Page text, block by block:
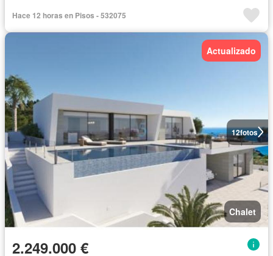
Hace 12 horas en Pisos - 532075
12fotos
Actualizado
Chalet
2.249.000 €